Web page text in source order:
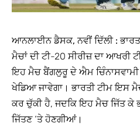
ਆਨਲਾਈਨ ਡੈਸਕ, ਨਵੀਂ ਦਿੱਲੀ :
ਮੈਚਾਂ ਦੀ ਟੀ-20 ਸੀਰੀਜ਼ ਦਾ ਆਖਰੀ
ਇਹ ਮੈਚ ਬੈਂਗਲੁਰੂ ਦੇ ਐਮ
ਖੇਡਿਆ ਜਾਵੇਗਾ। ਭਾਰਤੀ ਟੀਮ ਇਸ
ਕਰ ਚੁੱਕੀ ਹੈ, ਜਦਕਿ ਇਹ ਮੈਚ ਜਿੱਤ ਕੇ
ਜਿੱਤਣ ‘ਤੇ ਹੋਣਗੀਆਂ।